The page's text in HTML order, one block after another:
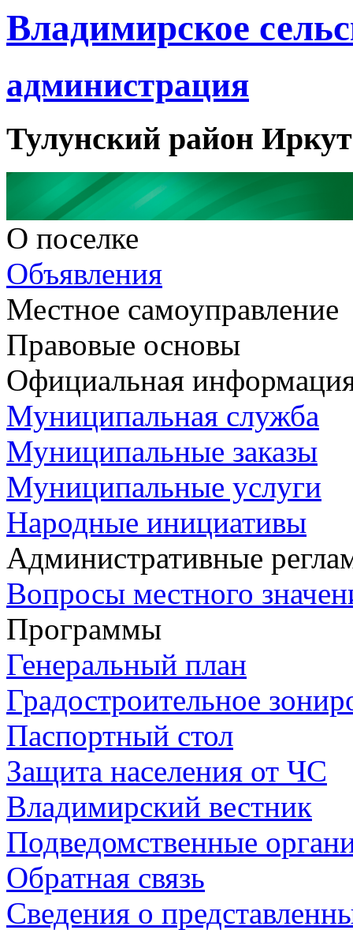
Владимирское
администрация
Тулунский район
О поселке
Объявления
Местное самоуправление
Правовые основы
Официальная
Муниципальная служба
Муниципальные заказы
Муниципальные услуги
Народные инициативы
Административные
Вопросы местного
Программы
Генеральный план
Градостроительное
Паспортный стол
Защита населения от ЧС
Владимирский вестник
Подведомственные
Обратная связь
Сведения о